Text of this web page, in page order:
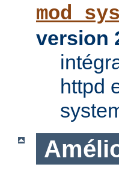
version
httpd